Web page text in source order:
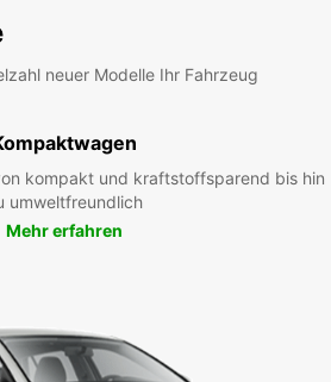
neuer Modelle Ihr Fahrzeug
kompakt und kraftstoffsparend bis hin
umweltfreundlich
Mehr erfahren